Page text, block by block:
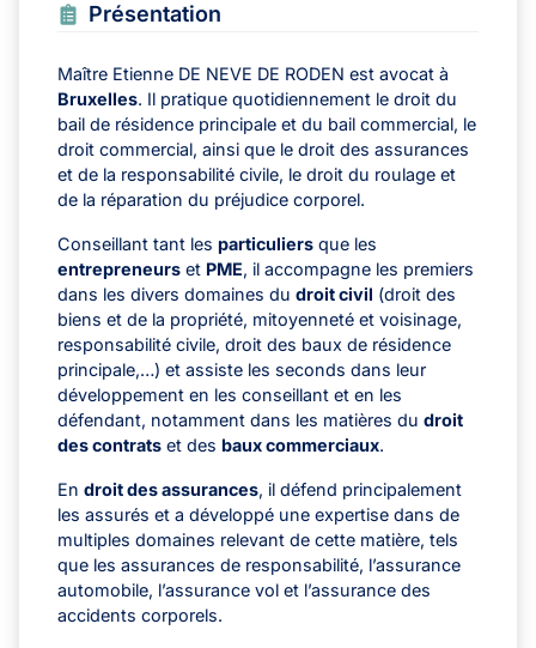
Présentation
Maître Etienne DE NEVE DE RODEN est avocat à
Bruxelles. Il pratique quotidiennement le droit du
bail de résidence principale et du bail commercial, le
droit commercial, ainsi que le droit des assurances
et de la responsabilité civile, le droit du roulage et
de la réparation du préjudice corporel.
Conseillant tant les particuliers que les
entrepreneurs et PME, il accompagne les premiers
dans les divers domaines du droit civil (droit des
biens et de la propriété, mitoyenneté et voisinage,
responsabilité civile, droit des baux de résidence
principale,…) et assiste les seconds dans leur
développement en les conseillant et en les
défendant, notamment dans les matières du droit
des contrats et des baux commerciaux.
En droit des assurances, il défend principalement
les assurés et a développé une expertise dans de
multiples domaines relevant de cette matière, tels
que les assurances de responsabilité, l’assurance
automobile, l’assurance vol et l’assurance des
accidents corporels.